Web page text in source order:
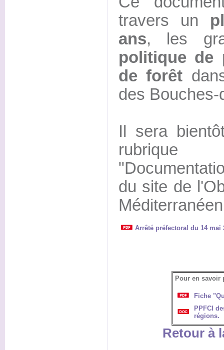
travers un
ans, les
politique de
de forêt
des Bouches-
Il sera
rubrique
du site de
Arrêté préfectoral du 14 mai
Pour en savoir
Fiche
PPFCI
régions.
Retour à